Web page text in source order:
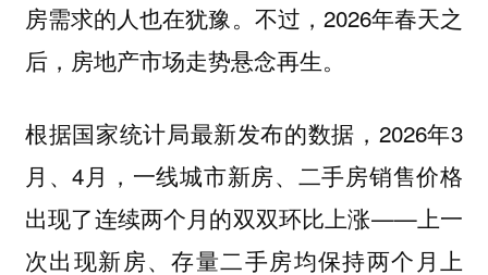
房需求的人也在犹豫。不过，2026年春天之
后，房地产市场走势悬念再生。
根据国家统计局最新发布的数据，2026年3
月、4月， 一线城市新房、二手房销售价格
出现了连续两个月的双双环比上涨——上一
次出现新房、存量二手房均保持两个月上